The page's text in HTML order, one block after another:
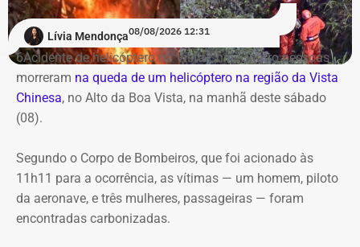
Transporte gratuito para ampliar o
acesso à cultura
De acordo com documentos do processo administrativo,
estrutura anterior. A própria secretaria registra que a
contratação vigente já não atendia à demanda do
Passaporte Cultural, justificando o reforço no transporte
para atender ao crescimento do programa.
Lívia Mendonça08/08/2026 12:31
6Acidente de helicóptero na Vista ChineQuatro pessoas
morreram na queda de um helicóptero na região da Vista
Chinesa, no Alto da Boa Vista, na manhã deste sábado
(08).
Segundo o Corpo de Bombeiros, que foi acionado às
11h11 para a ocorrência, as vítimas — um homem, piloto
da aeronave, e três mulheres, passageiras — foram
encontradas carbonizadas.